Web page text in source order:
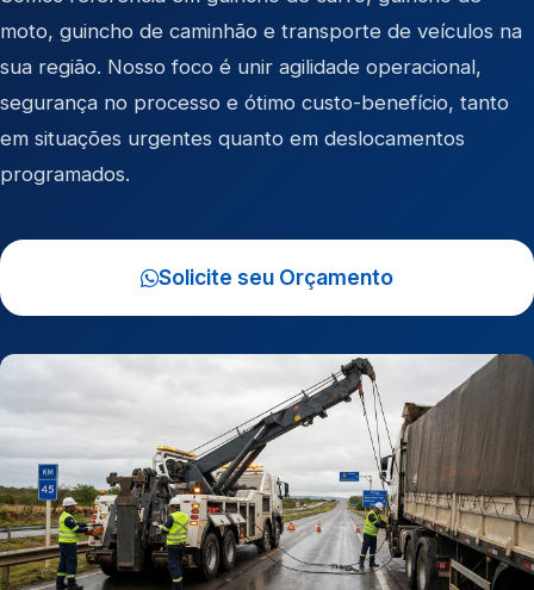
moto, guincho de caminhão e transporte de veículos na
sua região. Nosso foco é unir agilidade operacional,
segurança no processo e ótimo custo-benefício, tanto
em situações urgentes quanto em deslocamentos
programados.
Solicite seu Orçamento